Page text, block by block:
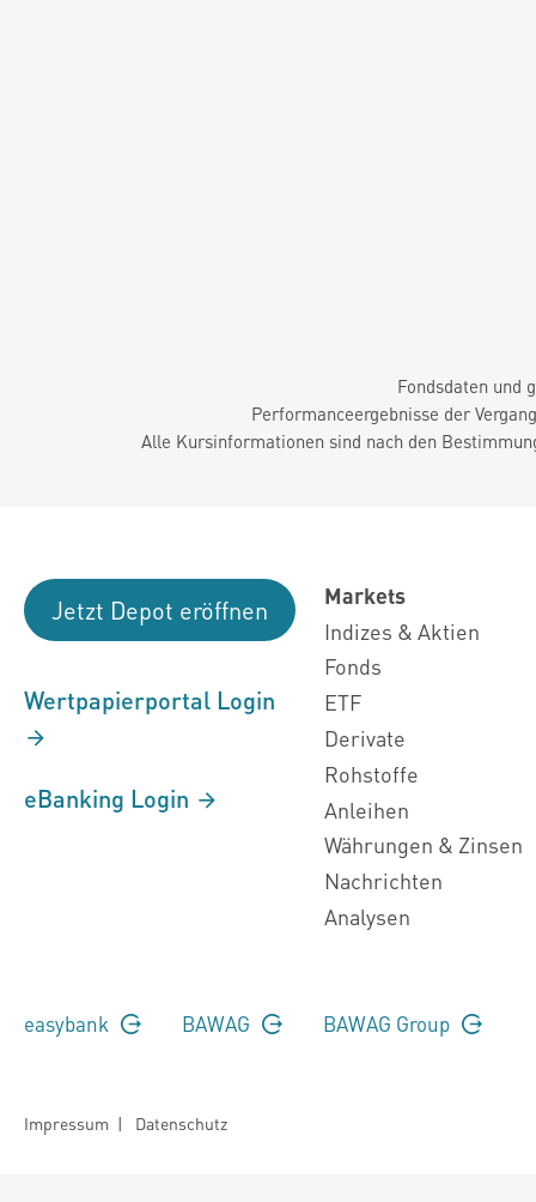
Fondsdaten und
Performanceergebnisse der
Alle Kursinformationen sind nach den
Jetzt Depot eröffnen
Wertpapierportal Login
eBanking Login
Markets
Indizes & Aktien
Fonds
ETF
Derivate
Rohstoffe
Anleihen
Währungen & Zinsen
Nachrichten
Analysen
easybank BAWAG BAWAG Group
Impressum | Datenschutz